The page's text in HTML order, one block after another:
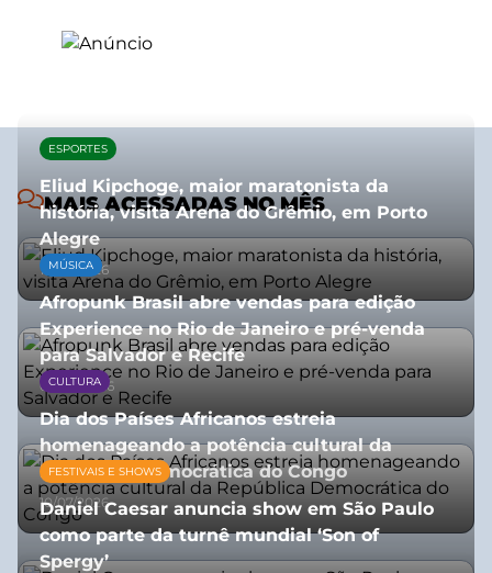
MAIS ACESSADAS NO MÊS
ESPORTES
Eliud Kipchoge, maior maratonista da
história, visita Arena do Grêmio, em Porto
Alegre
10/07/2026
MÚSICA
Afropunk Brasil abre vendas para edição
Experience no Rio de Janeiro e pré-venda
para Salvador e Recife
03/08/2026
CULTURA
Dia dos Países Africanos estreia
homenageando a potência cultural da
República Democrática do Congo
10/07/2026
FESTIVAIS E SHOWS
Daniel Caesar anuncia show em São Paulo
como parte da turnê mundial ‘Son of
Spergy’